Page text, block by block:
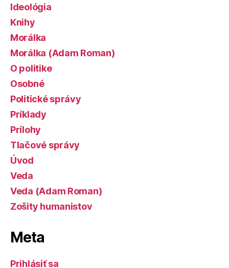
Ideológia
Knihy
Morálka
Morálka (Adam Roman)
O politike
Osobné
Politické správy
Príklady
Prílohy
Tlačové správy
Úvod
Veda
Veda (Adam Roman)
Zošity humanistov
Meta
Prihlásiť sa